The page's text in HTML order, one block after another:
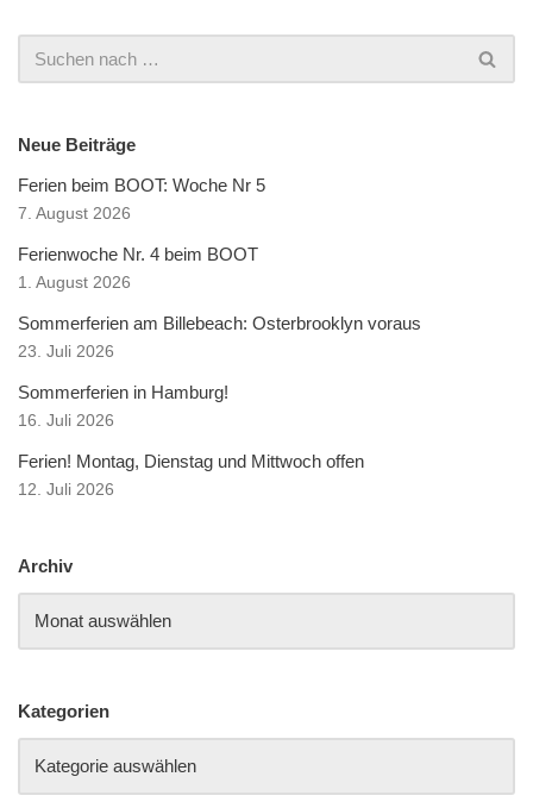
Neue Beiträge
Ferien beim BOOT: Woche Nr 5
7. August 2026
Ferienwoche Nr. 4 beim BOOT
1. August 2026
Sommerferien am Billebeach: Osterbrooklyn voraus
23. Juli 2026
Sommerferien in Hamburg!
16. Juli 2026
Ferien! Montag, Dienstag und Mittwoch offen
12. Juli 2026
Archiv
Kategorien